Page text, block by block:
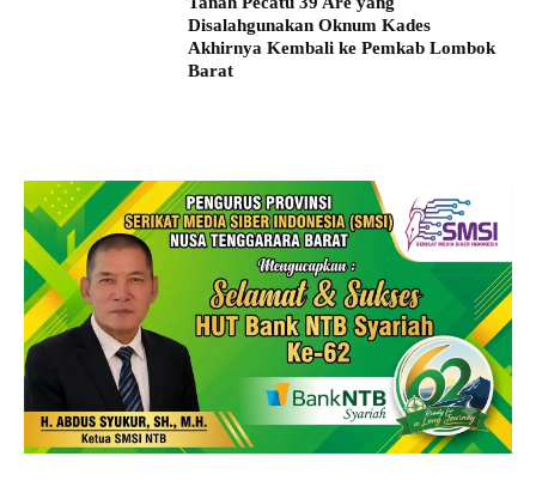
Disalahgunakan Oknum Kades
Akhirnya Kembali ke Pemkab Lombok
Barat